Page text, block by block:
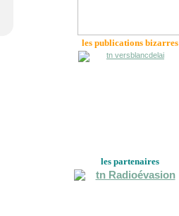
les publications bizarres
les partenaires